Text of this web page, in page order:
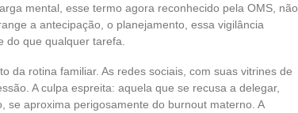
mental, esse termo agora reconhecido pela OMS, não
a antecipação, o planejamento, essa vigilância
do que qualquer tarefa.
da rotina familiar. As redes sociais, com suas vitrines de
A culpa espreita: aquela que se recusa a delegar,
se aproxima perigosamente do burnout materno. A